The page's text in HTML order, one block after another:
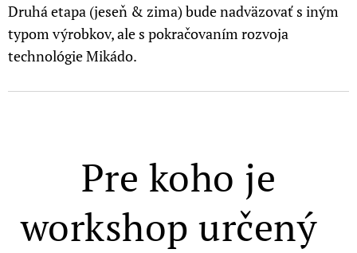
Druhá etapa (jeseň & zima) bude nadväzovať s iným
typom výrobkov, ale s pokračovaním rozvoja
technológie Mikádo.
Pre koho je
workshop určený